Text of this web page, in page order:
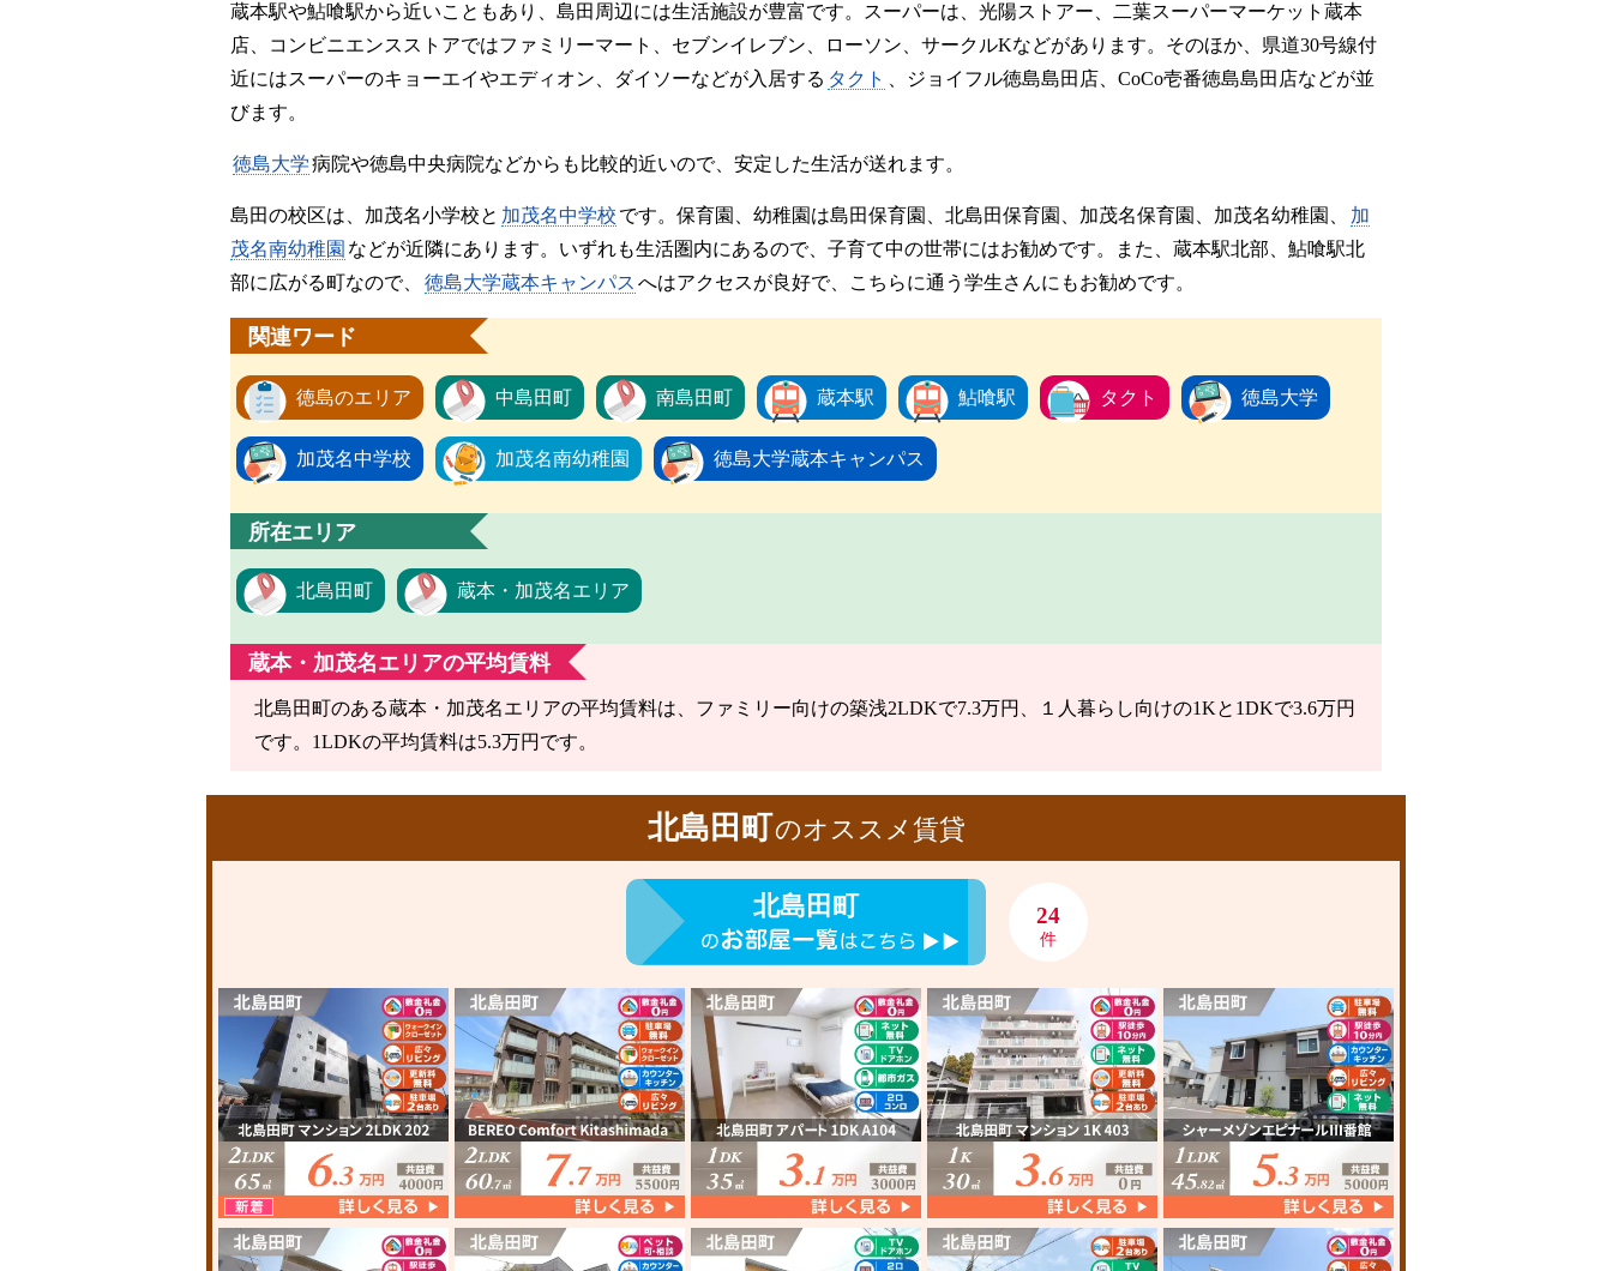
蔵本駅や鮎喰駅から近いこともあり、島田周辺には生活施設が豊富です。スーパーは、光陽ストアー、二葉スーパーマーケット蔵本
店、コンビニエンスストアではファミリーマート、セブンイレブン、ローソン、サークルKなどがあります。そのほか、県道30号線付
近にはスーパーのキョーエイやエディオン、ダイソーなどが入居する タクト
、ジョイフル徳島島田店、CoCo壱番徳島島田店などが並
びます。
徳島大学病院や徳島中央病院などからも比較的近いので、安定した生活が送れます。
島田の校区は、加茂名小学校と 加茂名中学校 です。保育園、幼稚園は島田保育園、北島田保育園、加茂名保育園、加茂名幼稚園、
加
茂名南幼稚園 などが近隣にあります。いずれも生活圏内にあるので、子育て中の世帯にはお勧めです。また、蔵本駅北部、鮎喰駅北
部に広がる町なので、
徳島大学蔵本キャンパス へはアクセスが良好で、こちらに通う学生さんにもお勧めです。
関連ワード
徳島のエリア 中島田町 南島田町 蔵本駅 鮎喰駅 タクト 徳島大学
加茂名中学校 加茂名南幼稚園 徳島大学蔵本キャンパス
所在エリア
北島田町 蔵本・加茂名エリア
蔵本・加茂名エリアの平均賃料
北島田町のある蔵本・加茂名エリアの平均賃料は、ファミリー向けの築浅2LDKで7.3万円、１人暮らし向けの1Kと1DKで3.6万円
です。1LDKの平均賃料は5.3万円です。
北島田町のオススメ賃貸
北島田町 24
件